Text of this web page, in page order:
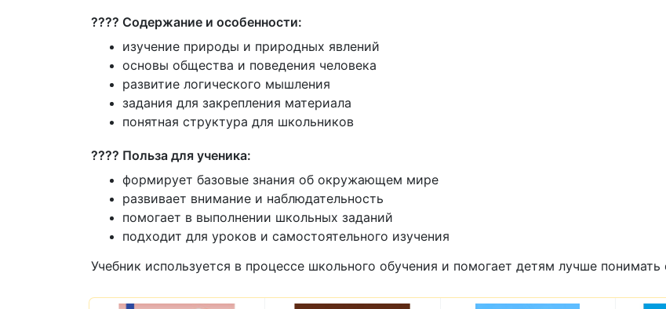
???? Содержание и особенности:
изучение природы и природных явлений
основы общества и поведения человека
развитие логического мышления
задания для закрепления материала
понятная структура для школьников
???? Польза для ученика:
формирует базовые знания об окружающем мире
развивает внимание и наблюдательность
помогает в выполнении школьных заданий
подходит для уроков и самостоятельного изучения
Учебник используется в процессе школьного обучения и помогает детям лучше